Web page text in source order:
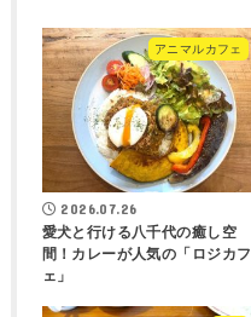
アニマルカフェ
2026.07.26
愛犬と行ける八千代の癒し空
間！カレーが人気の「ロジカフ
ェ」